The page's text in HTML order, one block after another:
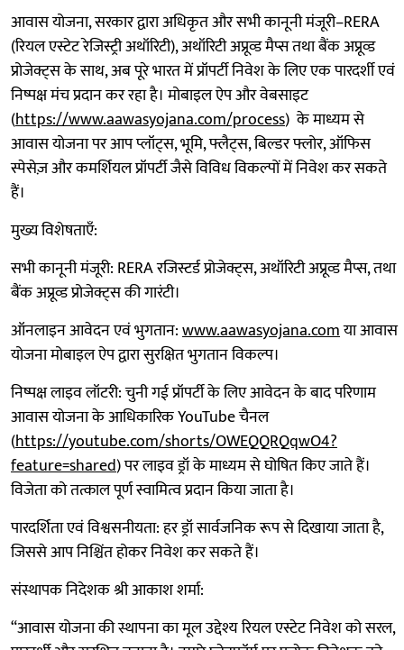
आवास योजना, सरकार द्वारा अधिकृत और सभी कानूनी मंजूरी–RERA
(रियल एस्टेट रेजिस्ट्री अथॉरिटी), अथॉरिटी अप्रूव्ड मैप्स तथा बैंक अप्रूव्ड
प्रोजेक्ट्स के साथ, अब पूरे भारत में प्रॉपर्टी निवेश के लिए एक पारदर्शी एवं
निष्पक्ष मंच प्रदान कर रहा है। मोबाइल ऐप और वेबसाइट
(https://www.aawasyojana.com/process) के माध्यम से
आवास योजना पर आप प्लॉट्स, भूमि, फ्लैट्स, बिल्डर फ्लोर, ऑफिस
स्पेसेज़ और कमर्शियल प्रॉपर्टी जैसे विविध विकल्पों में निवेश कर सकते
हैं।
मुख्य विशेषताएँ:
सभी कानूनी मंजूरी: RERA रजिस्टर्ड प्रोजेक्ट्स, अथॉरिटी अप्रूव्ड मैप्स, तथा
बैंक अप्रूव्ड प्रोजेक्ट्स की गारंटी।
ऑनलाइन आवेदन एवं भुगतान:www.aawasyojana.comया आवास
योजना मोबाइल ऐप द्वारा सुरक्षित भुगतान विकल्प।
निष्पक्ष लाइव लॉटरी: चुनी गई प्रॉपर्टी के लिए आवेदन के बाद परिणाम
आवास योजना के आधिकारिक YouTube चैनल
(https://youtube.com/shorts/OWEQQRQqwO4?
feature=shared) पर लाइव ड्रॉ के माध्यम से घोषित किए जाते हैं।
विजेता को तत्काल पूर्ण स्वामित्व प्रदान किया जाता है।
पारदर्शिता एवं विश्वसनीयता: हर ड्रॉ सार्वजनिक रूप से दिखाया जाता है,
जिससे आप निश्चिंत होकर निवेश कर सकते हैं।
संस्थापक निदेशक श्री आकाश शर्मा:
“आवास योजना की स्थापना का मूल उद्देश्य रियल एस्टेट निवेश को सरल,